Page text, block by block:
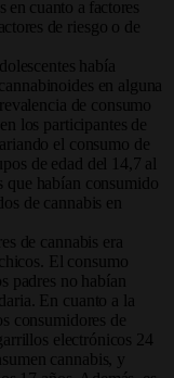
en cuanto a factores
de riesgo o de
había
en alguna
de consumo
los participantes de
el consumo de
de edad del 14,7 al
que habían consumido
de cannabis en
de cannabis era
El consumo
padres no habían
En cuanto a la
consumidores de
electrónicos 24
cannabis, y